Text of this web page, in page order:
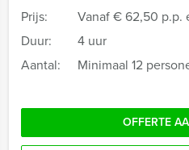
Prijs: Vanaf€ 62,50 p.p.
Duur:
4 uur
Aantal:
Minimaal 12
OFFERTE